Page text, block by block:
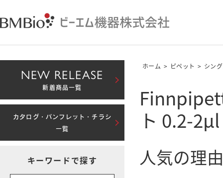
ホーム > ピペット > シン
ト 0.2-2μl
人気の理
NEW RELEASE
新着商品一覧
カタログ・パンフレット・チラシ
一覧
キーワードで探す